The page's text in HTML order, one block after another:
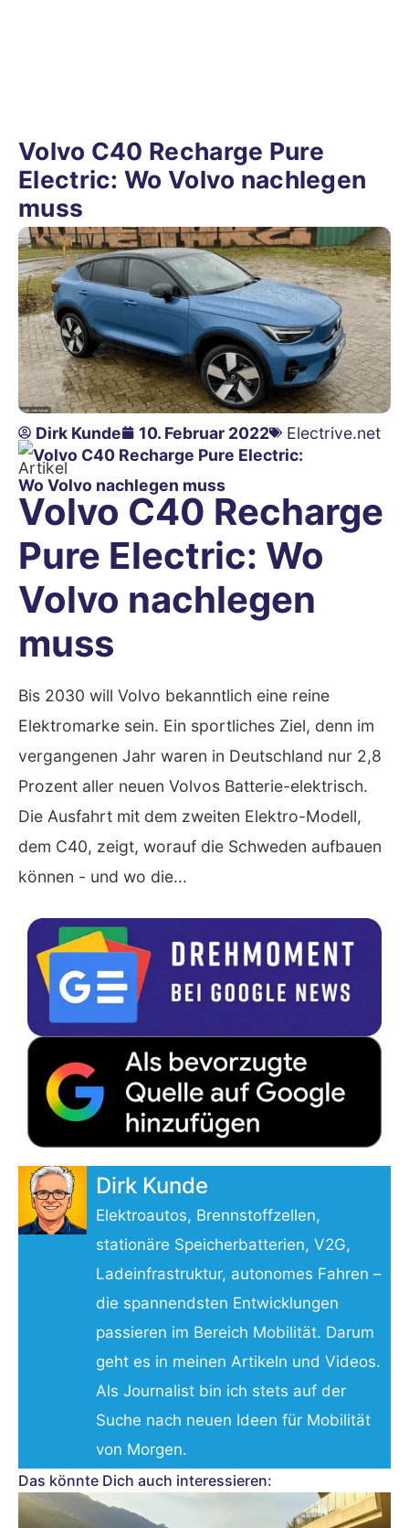
Volvo C40 Recharge Pure
Electric: Wo Volvo nachlegen
muss
Dirk Kunde 10. Februar 2022
Electrive.net
Artikel
Volvo C40 Recharge
Pure Electric: Wo
Volvo nachlegen
muss
Bis 2030 will Volvo bekanntlich eine reine
Elektromarke sein. Ein sportliches Ziel, denn im
vergangenen Jahr waren in Deutschland nur 2,8
Prozent aller neuen Volvos Batterie-elektrisch.
Die Ausfahrt mit dem zweiten Elektro-Modell,
dem C40, zeigt, worauf die Schweden aufbauen
können - und wo die...
Dirk Kunde
Elektroautos, Brennstoffzellen,
stationäre Speicherbatterien, V2G,
Ladeinfrastruktur, autonomes Fahren –
die spannendsten Entwicklungen
passieren im Bereich Mobilität. Darum
geht es in meinen Artikeln und Videos.
Als Journalist bin ich stets auf der
Suche nach neuen Ideen für Mobilität
von Morgen.
Das könnte Dich auch interessieren: